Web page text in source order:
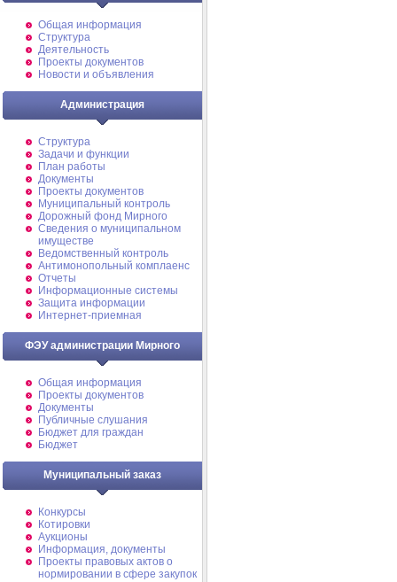
Общая информация
Структура
Деятельность
Проекты документов
Новости и объявления
Администрация
Структура
Задачи и функции
План работы
Документы
Проекты документов
Муниципальный контроль
Дорожный фонд Мирного
Cведения о муниципальном
имуществе
Ведомственный контроль
Антимонопольный комплаенс
Отчеты
Информационные системы
Защита информации
Интернет-приемная
ФЭУ администрации Мирного
Общая информация
Проекты документов
Документы
Публичные слушания
Бюджет для граждан
Бюджет
Муниципальный заказ
Конкурсы
Котировки
Аукционы
Информация, документы
Проекты правовых актов о
нормировании в сфере закупок